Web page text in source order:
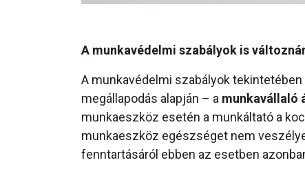
A munkavédelmi szabályok is
A munkavédelmi szabályok tekintetében
megállapodás alapján – a munkavállaló
munkaeszköz esetén a munkáltató a
munkaeszköz egészséget nem
fenntartásáról ebben az esetben